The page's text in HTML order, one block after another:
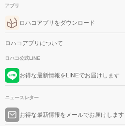
アプリ
ロハコアプリをダウンロード
ロハコアプリについて
ロハコ公式LINE
お得な最新情報をLINEでお届けします
ニュースレター
お得な最新情報をメールでお届けします